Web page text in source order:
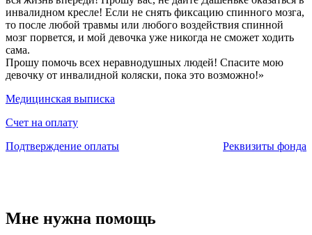
инвалидном кресле! Если не снять фиксацию спинного мозга,
то после любой травмы или любого воздействия спинной
мозг порвется, и мой девочка уже никогда не сможет ходить
сама.
Прошу помочь всех неравнодушных людей! Спасите мою
девочку от инвалидной коляски, пока это возможно!»
Медицинская выписка
Счет на оплату
Подтверждение оплаты
Реквизиты фонда
Мне нужна помощь